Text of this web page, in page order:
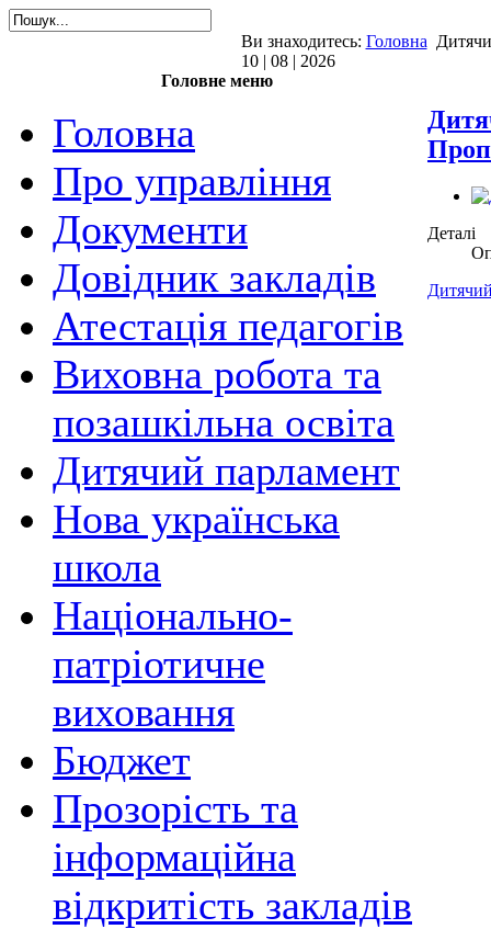
Ви знаходитесь: Головна
10 | 08 | 2026
Головне меню
Головна
Про управління
Документи
Довідник закладів
Атестація педагогів
Виховна робота та
позашкільна освіта
Дитячий парламент
Нова українська
школа
Національно-
патріотичне
виховання
Бюджет
Прозорість та
інформаційна
відкритість закладів
Деталі